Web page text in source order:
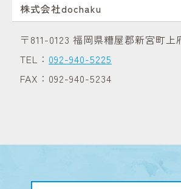
株式会社dochaku
〒811-0123 福岡県糟屋郡新宮町上
TEL： 092-940-5225
FAX：092-940-5234